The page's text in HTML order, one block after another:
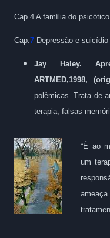
Cap.4 A família do psicótico
Cap.7 Depressão e suicídio
Jay Haley.
ARTMED,1998,
polêmicas. Trata de
terapia, falsas
“É ao
um
ameaça